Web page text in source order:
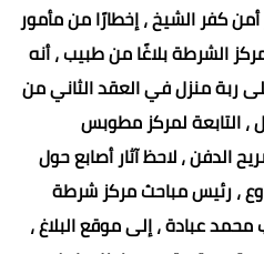
كفر الشيخ ، إخطارًا من مأمور
الشرطة بلاغًا من طبيب ، أنه
ربة منزل في العقد الثاني من
، التابعة لمركز مطوبس
الدفن ، لاحظ آثار أصابع حول
، رئيس مباحث مركز شرطة
عبادة ، إلى موقع البلاغ ،